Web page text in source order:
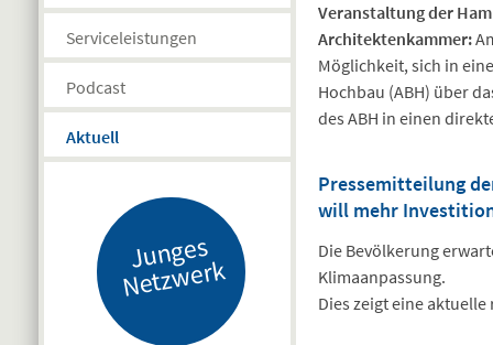
Serviceleistungen
Podcast
Aktuell
J
u
n
g
es
N
etz
w
er
k
Veranstaltung der
Architektenkammer:
Möglichkeit, sich in
Hochbau (ABH) über
des ABH in einen
Pressemitteilung
will mehr
Die Bevölkerung
Klimaanpassung.
Dies zeigt eine